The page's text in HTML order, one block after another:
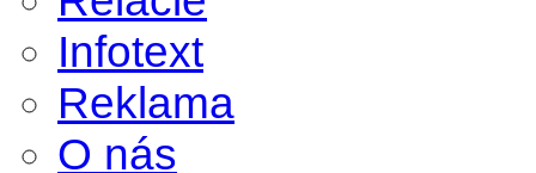
Infotext
Reklama
O nás